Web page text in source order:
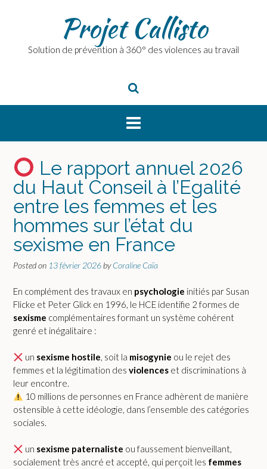
Projet Callisto
Solution de prévention à 360° des violences au travail
Le rapport annuel 2026
du Haut Conseil à l’Egalité
entre les femmes et les
hommes sur l’état du
sexisme en France
Posted on 13 février 2026 byCoraline Caïa
En complément des travaux en psychologie initiés par Susan
Flicke et Peter Glick en 1996, le HCE identifie 2 formes de
sexisme complémentaires formant un système cohérent
genré et inégalitaire :
un sexisme hostile, soit la misogynie ou le rejet des
femmes et la légitimation des violences et discriminations à
leur encontre.
10 millions de personnes en France adhèrent de manière
ostensible à cette idéologie, dans l’ensemble des catégories
sociales.
un sexisme paternaliste ou faussement bienveillant,
socialement très ancré et accepté, qui perçoit les femmes